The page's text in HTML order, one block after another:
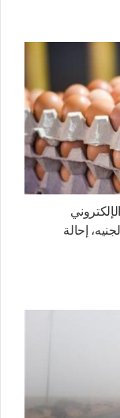
إحالة